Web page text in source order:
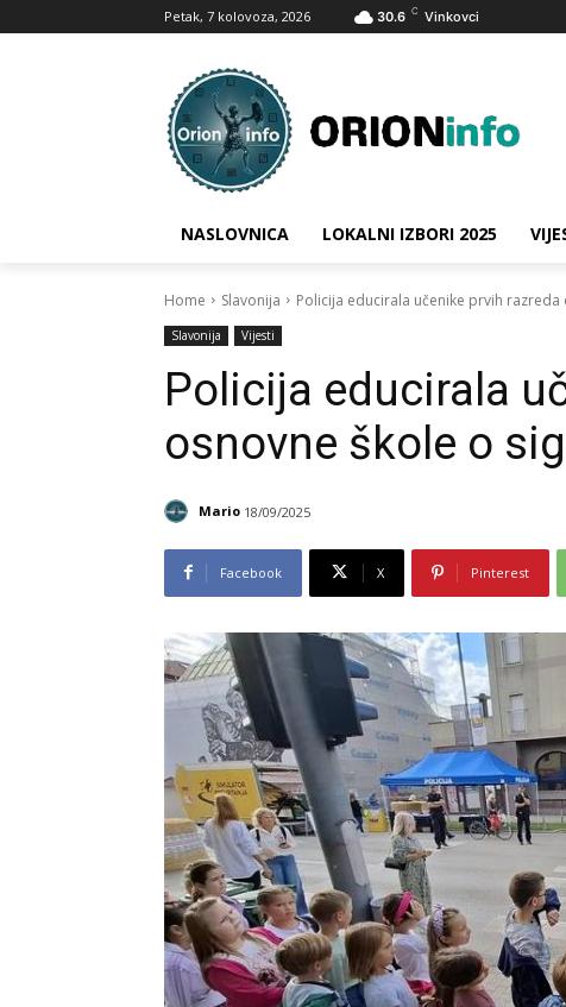
Petak, 7 kolovoza, 2026 30.6 C Vinkovci
NASLOVNICA LOKALNI IZBORI 2025
Home Slavonija Policija educirala učenike prvih
Slavonija Vijesti
Policija educirala
osnovne škole o
Mario 18/09/2025
Facebook X Pinterest